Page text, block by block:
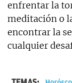
enfrentar la
meditación o
encontrar la
cualquier